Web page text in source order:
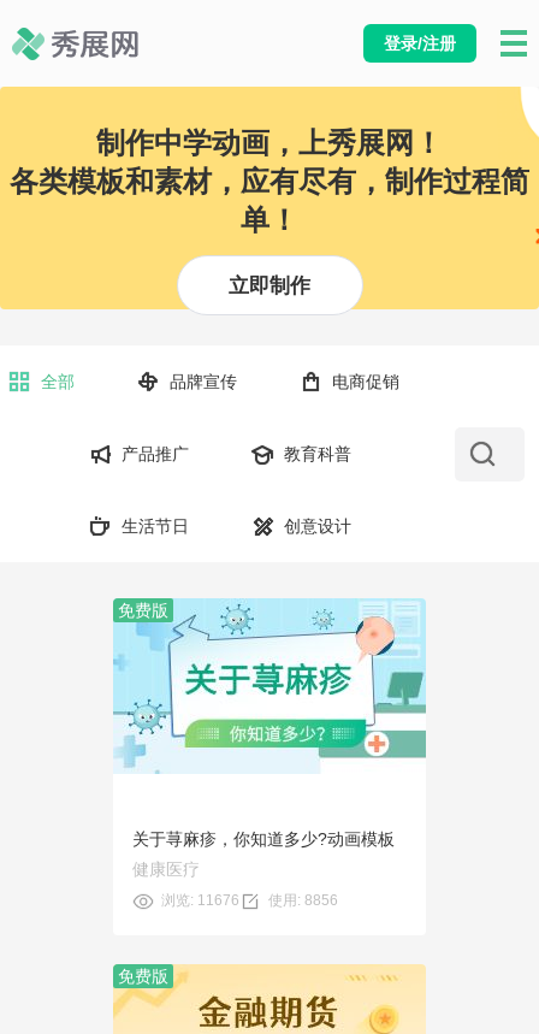
登录/注册
制作中学动画，上秀展网！
各类模板和素材，应有尽有，制作过程简
单！
立即制作
全部 品牌宣传 电商促销
产品推广 教育科普
生活节日 创意设计
免费版
预览
使用
关于荨麻疹，你知道多少?动画模板
健康医疗
浏览: 11676 使用: 8856
免费版